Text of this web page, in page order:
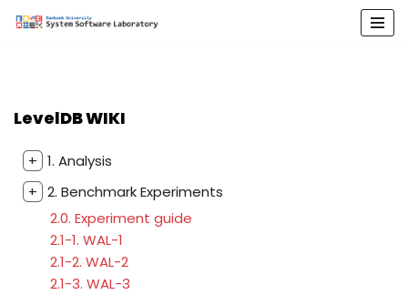
로
너
뛰
기
LevelDB WIKI
+ 1. Analysis
+ 2. Benchmark Experiments
2.0. Experiment guide
2.1-1. WAL-1
2.1-2. WAL-2
2.1-3. WAL-3